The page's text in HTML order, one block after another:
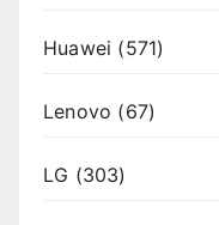
Huawei (571)
Lenovo (67)
LG (303)